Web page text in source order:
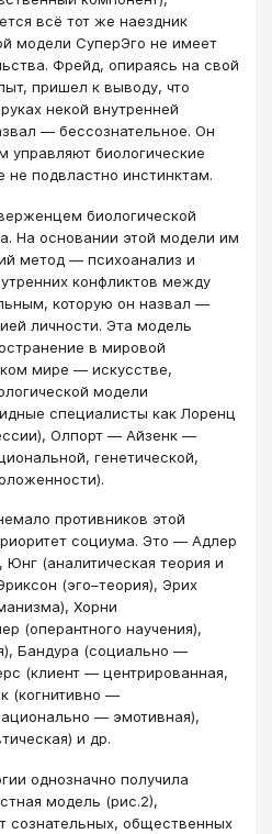
всё тот же наездник
модели СуперЭго не имеет
Фрейд, опираясь на свой
пришел к выводу, что
некой внутренней
― бессознательное. Он
управляют биологические
не подвластно инстинктам.
биологической
На основании этой модели им
метод ― психоанализ и
конфликтов между
которую он назвал ―
личности. Эта модель
в мировой
мире ― искусстве,
модели
специалисты как Лоренц
Олпорт ― Айзенк ―
генетической,
противников этой
социума. Это ― Адлер
Юнг (аналитическая теория и
(эго–теория), Эрих
Хорни
(оперантного научения),
Бандура (социально ―
(клиент ― центрированная,
(когнитивно ―
― эмотивная),
и др.
однозначно получила
модель (рис.2),
сознательных, общественных